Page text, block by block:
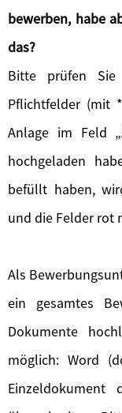
bewerben, habe
das?
Bitte prüfen
Pflichtfelder (mit
Anlage im Feld
hochgeladen
befüllt haben,
und die Felder rot
Als
ein gesamtes
Dokumente
möglich: Word